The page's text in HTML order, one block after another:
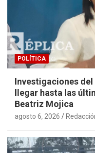
POLÍTICA
Investigaciones
llegar hasta las
Beatriz Mojica
agosto 6, 2026